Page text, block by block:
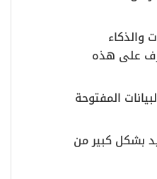
والذكاء
على هذه
البيانات المفتوحة
بشكل كبير من